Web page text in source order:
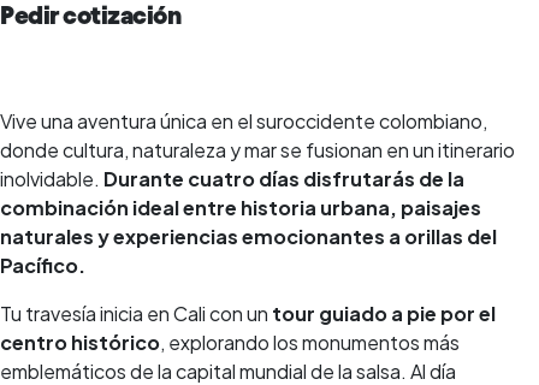
Pedir cotización
Vive una aventura única en el suroccidente colombiano,
donde cultura, naturaleza y mar se fusionan en un itinerario
inolvidable. Durante cuatro días disfrutarás de la
combinación ideal entre historia urbana, paisajes
naturales y experiencias emocionantes a orillas del
Pacífico.
Tu travesía inicia en Cali con un tour guiado a pie por el
centro histórico, explorando los monumentos más
emblemáticos de la capital mundial de la salsa. Al día